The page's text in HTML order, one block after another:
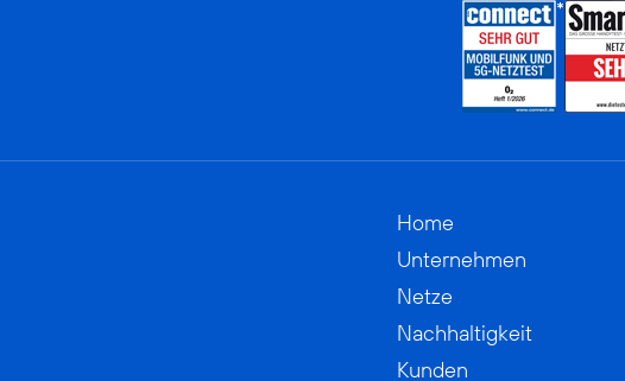
Home
Unternehmen
Netze
Nachhaltigkeit
Kunden